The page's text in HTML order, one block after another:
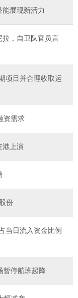
能展现新活力
拉，自卫队官员言
项目并合理收取运
资需求
港上演
份
当日流入资金比例
暂停航班起降